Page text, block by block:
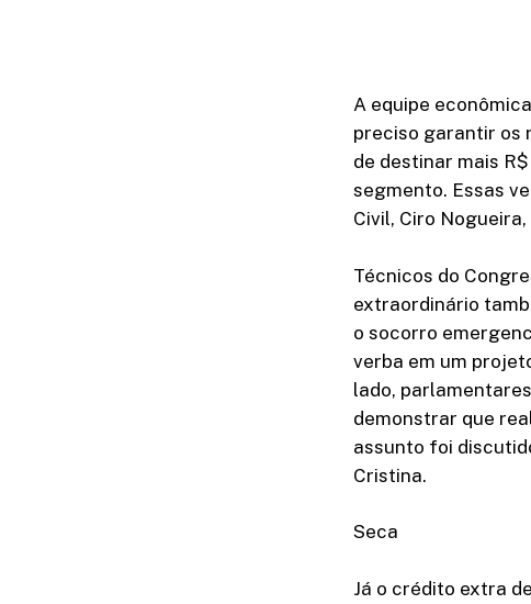
A equipe
preciso garantir os
de destinar mais
segmento. Essas
Civil, Ciro
Técnicos do
extraordinário
o socorro
verba em um
lado,
demonstrar que
assunto foi
Cristina.
Seca
Já o crédito extra